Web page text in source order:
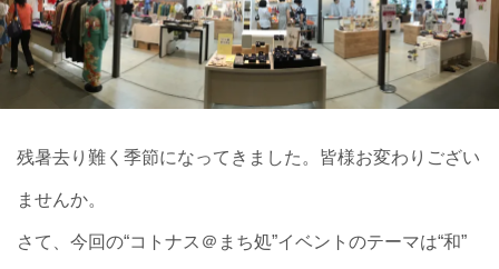
残暑去り難く季節になってきました。皆様お変わりござい
ませんか。
さて、今回の“コトナス＠まち処”イベントのテーマは“和”